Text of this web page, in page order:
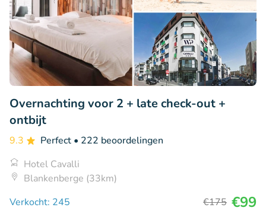
Overnachting voor 2 + late check-out +
ontbijt
9.3 Perfect • 222 beoordelingen
Hotel Cavalli
Blankenberge (33km)
Verkocht: 245
€175 €99